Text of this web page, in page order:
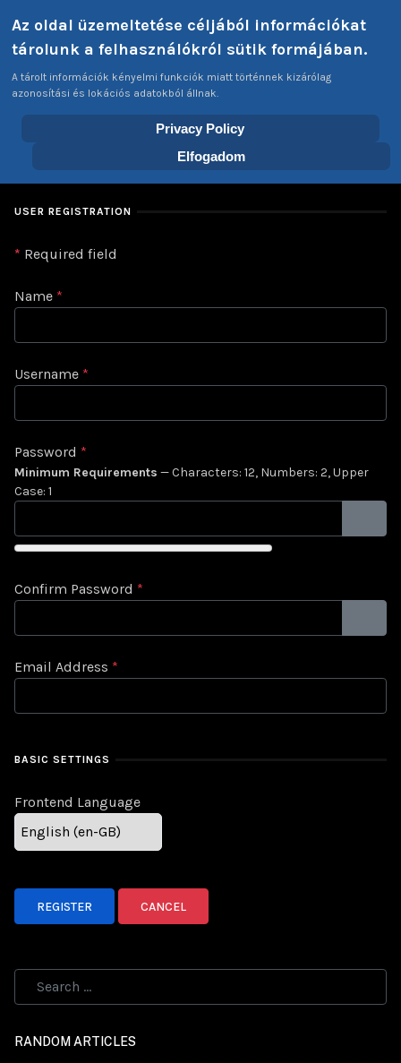
Select your language
EN LoginTags
Home
USER REGISTRATION
* Required field
Name *
Username *
Password *
Minimum Requirements — Characters: 12, Numbers: 2, Upper
Case: 1
Confirm Password *
Email Address *
BASIC SETTINGS
Frontend Language
REGISTER CANCEL
RANDOM ARTICLES
Az oldal üzemeltetése céljából információkat
tárolunk a felhasználókról sütik formájában.
A tárolt információk kényelmi funkciók miatt történnek kizárólag
azonosítási és lokációs adatokból állnak.
Privacy Policy
Elfogadom